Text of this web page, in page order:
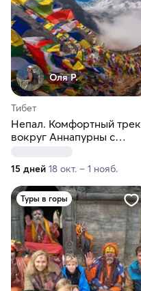
Оля Р.
Тибет
Непал. Комфортный трек
вокруг Аннапурны с
15 дней 18 окт. – 1 нояб.
Туры в горы